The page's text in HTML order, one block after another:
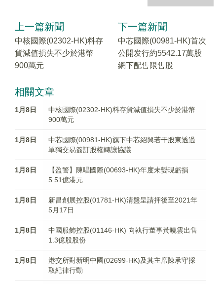
上一篇新聞
中核國際(02302-HK)料存
貨減值損失不少於港幣
900萬元
下一篇新聞
中芯國際(00981-HK)首次
公開发行約5542.17萬股
網下配售限售股
相關文章
1月8日
中核國際(02302-HK)料存貨減值損失不少於港幣
900萬元
1月8日
中芯國際(00981-HK)旗下中芯紹興若干股東透過
單獨交易簽訂股權轉讓協議
1月8日
【盈警】陳唱國際(00693-HK)年度未變現虧損
5.51億港元
1月8日
新昌創展控股(01781-HK)清盤呈請押後至2021年
5月17日
1月8日
中國服飾控股(01146-HK) 向執行董事黃曉雲出售
1.3億股股份
1月8日
港交所對新明中國(02699-HK)及其主席陳承守採
取紀律行動